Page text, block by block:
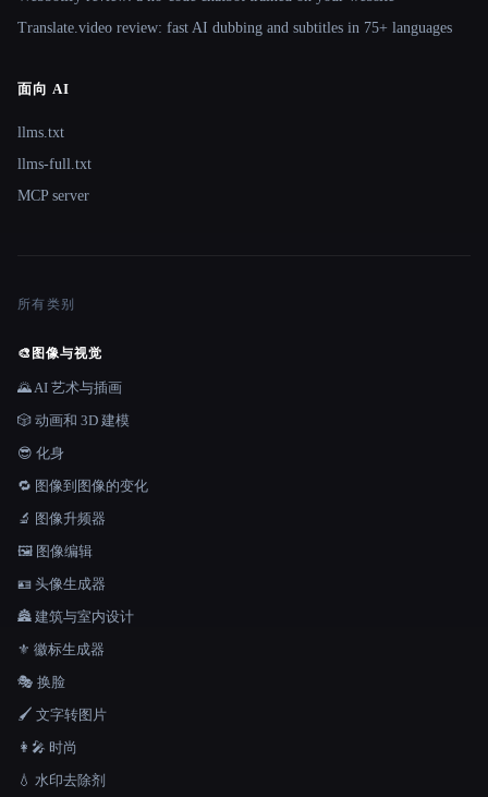
Translate.video review: fast AI dubbing and subtitles in 75+ languages
面向 AI
llms.txt
llms-full.txt
MCP server
所有类别
🎨 图像与视觉
🌄 AI 艺术与插画
🎲 动画和 3D 建模
😎 化身
🔁 图像到图像的变化
🔬 图像升频器
🖼️ 图像编辑
🪪 头像生成器
🏯 建筑与室内设计
⚜️ 徽标生成器
🎭 换脸
🖌️ 文字转图片
👩‍🎤 时尚
💧 水印去除剂